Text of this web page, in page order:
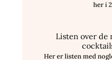
her i
Listen over de
Her er listen med